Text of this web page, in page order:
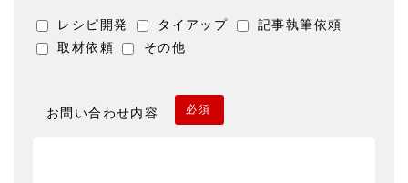
レシピ開発 タイアップ
記事執筆依頼
取材依頼
その他
お問い合わせ内容 必須